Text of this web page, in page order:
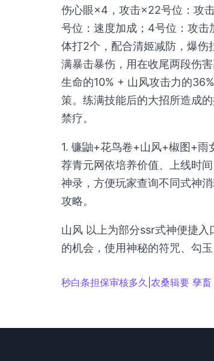
伤心眼×4，攻击×22号位：攻
号位：速度加成；4号位：攻
体打2个，配合清姬减防，爆
满暴击暴伤，用在收尾两段伤
生命的10% + 山风攻击力的
策。练满技能后的大招所造成
禁疗。
1. 镰鼬+花鸟卷+山风+椒图+
荐青元网依培养价值、上线时
神录，方便玩家查询不同式神
攻略。
山风 以上为部分ssr式神便捷
的机会，使用神秘的符咒、勾
秒白条担保审核多久 农桑辑要 孳